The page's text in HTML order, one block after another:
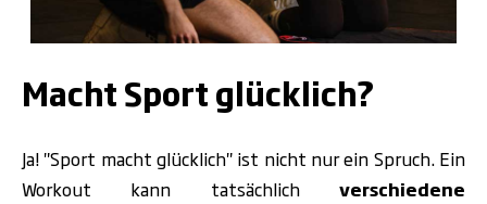
Macht Sport glücklich?
Ja! "Sport macht glücklich" ist nicht nur ein Spruch. Ein
Workout kann tatsächlich verschiedene